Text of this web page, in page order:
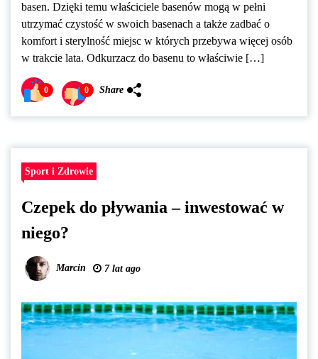
basen. Dzięki temu właściciele basenów mogą w pełni
utrzymać czystość w swoich basenach a także zadbać o
komfort i sterylność miejsc w których przebywa więcej osób
w trakcie lata. Odkurzacz do basenu to właściwie […]
0 0 Share
Sport i Zdrowie
Czepek do pływania – inwestować w
niego?
Marcin 7 lat ago